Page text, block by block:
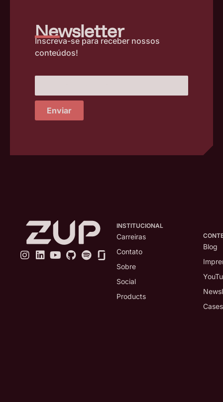
Newsletter
–
Inscreva-se para receber nossos
conteúdos!
Enviar
INSTITUCIONAL
Carreiras
Contato
Sobre
Social
Products
Blog
Cases